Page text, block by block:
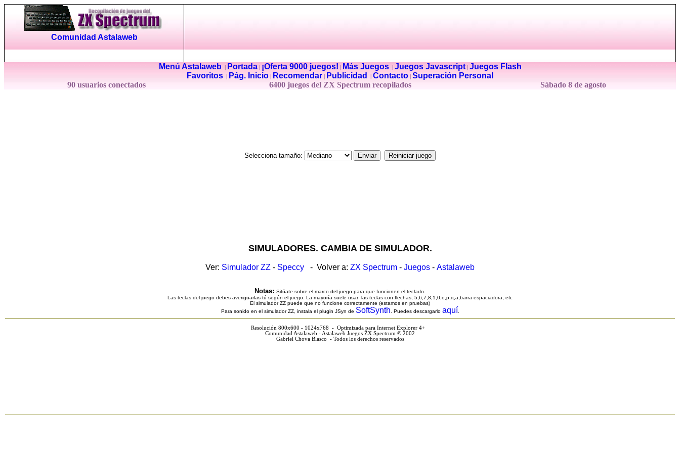
Comunidad Astalaweb
Menú Astalaweb| Portada| ¡Oferta 9000 juegos! Más Juegos| Juegos Javascript| Juegos Flash
Favoritos
Pág. Inicio Recomendar Publicidad Contacto Superación Personal
90 usuarios conectados
6400 juegos del ZX Spectrum recopilados Sábado 8 de agosto
Selecciona tamaño:
SIMULADORES. CAMBIA DE SIMULADOR.
Ver: Simulador ZZ - Speccy - Volver a: ZX Spectrum - Juegos - Astalaweb
Notas: Sitúate sobre el marco del juego para que funcionen el teclado.
Las teclas del juego debes averiguarlas tú según el juego. La mayoría suele usar: las teclas con flechas, 5,6,7,8,1,0,o,p,q,a,barra espaciadora, etc
El simulador ZZ puede que no funcione correctamente (estamos en pruebas)
Para sonido en el simulador ZZ, instala el plugin JSyn de SoftSynth . Puedes descargarlo aquí
Resolución 800x600 - 1024x768 - Optimizada para Internet Explorer 4+
Comunidad Astalaweb - Astalaweb Juegos ZX Spectrum © 2002
Gabriel Chova Blasco - Todos los derechos reservados